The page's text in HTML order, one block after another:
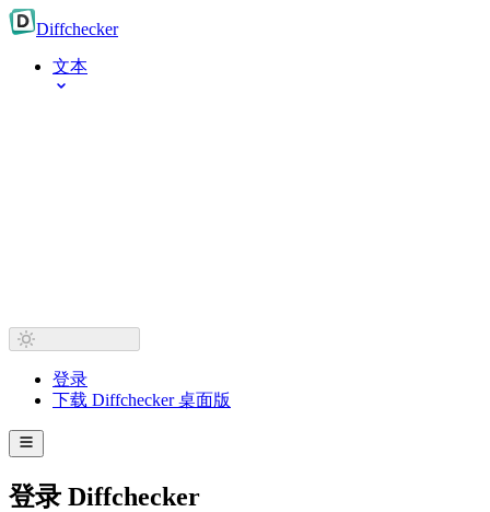
Diffchecker
文本
登录
下载 Diffchecker 桌面版
登录 Diffchecker